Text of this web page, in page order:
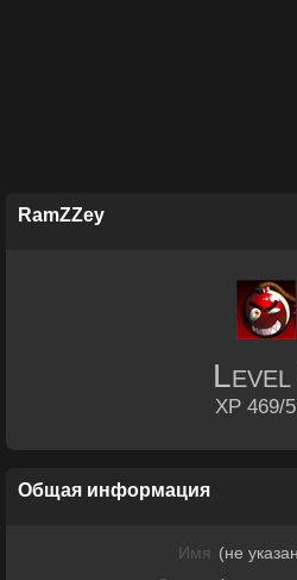
RamZZey
Level
XP 469/
Общая информация
Имя (не